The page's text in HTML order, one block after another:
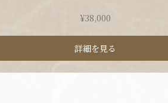
¥38,000
詳細を見る